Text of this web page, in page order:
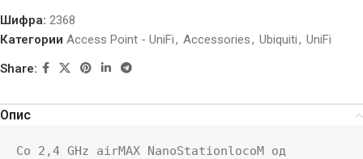
Шифра: 2368
Категории Access Point - UniFi, Accessories, Ubiquiti, UniFi
Share:
Опис
Со 2,4 GHz airMAX NanoStationlocoM од